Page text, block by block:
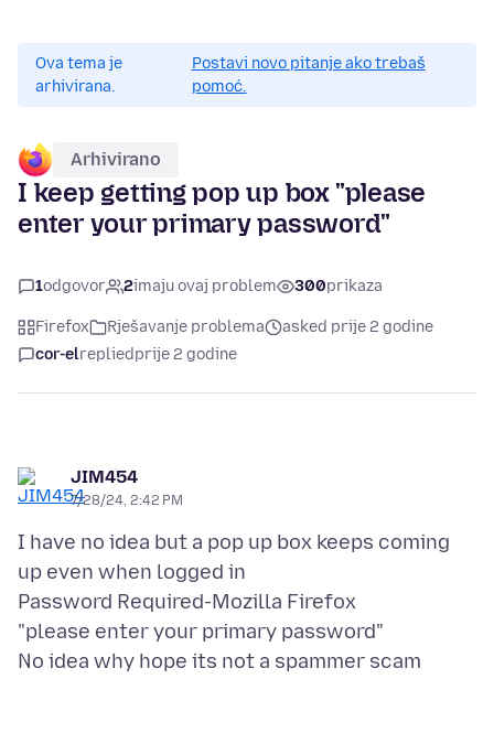
Ova tema je
arhivirana.
Postavi novo pitanje ako trebaš
pomoć.
Arhivirano
I keep getting pop up box "please
enter your primary password"
1odgovor 2imaju ovaj problem 300prikaza
Firefox Rješavanje problema
asked prije 2 godine
cor-elrepliedprije 2 godine
JIM454
7/28/24, 2:42 PM
I have no idea but a pop up box keeps coming
up even when logged in
Password Required-Mozilla Firefox
"please enter your primary password"